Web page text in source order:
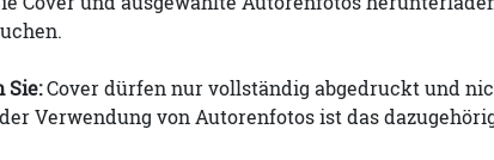
Sie:Cover dürfen nur vollständig abgedruckt und
Verwendung von Autorenfotos ist das